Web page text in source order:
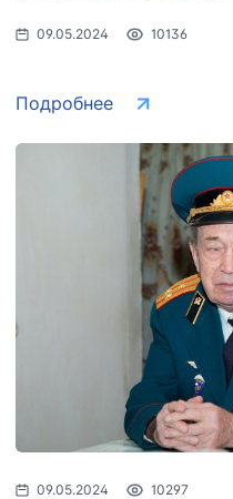
09.05.2024 10136
Подробнее
09.05.2024 10297